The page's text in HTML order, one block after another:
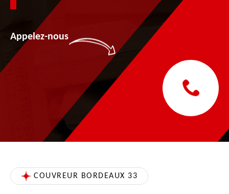
Appelez-nous
COUVREUR BORDEAUX 33